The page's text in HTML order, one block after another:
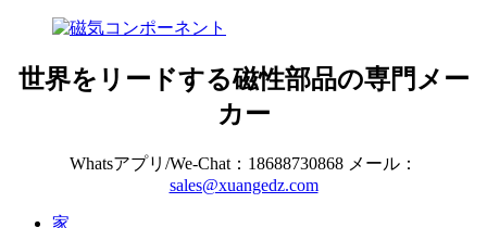
世界をリードする磁性部品の専門メー
カー
Whatsアプリ/We-Chat：18688730868 メール：
sales@xuangedz.com
家